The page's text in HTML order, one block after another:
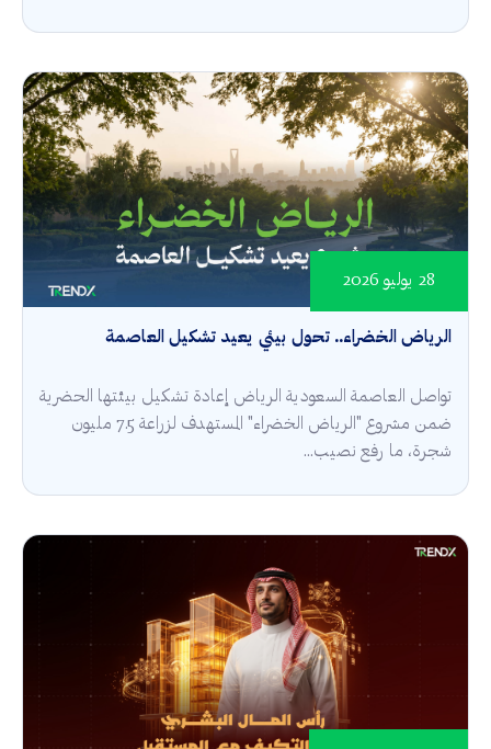
الرياض الخضراء.. تحول بيئي يعيد تشكيل العاصمة
28 يوليو 2026
تواصل العاصمة السعودية الرياض إعادة تشكيل بيئتها الحضرية
ضمن مشروع "الرياض الخضراء" المستهدف لزراعة 7.5 مليون
شجرة، ما رفع نصيب...